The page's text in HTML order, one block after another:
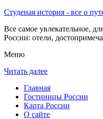
Студеная история - все о
Все самое увлекательное,
России: отели,
Меню
Читать далее
Главная
Гостиницы России
Карта России
О сайте